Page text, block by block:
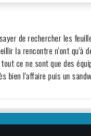
de rechercher les
la rencontre n'ont qu'à
ce ne sont que des
bien l'affaire puis un